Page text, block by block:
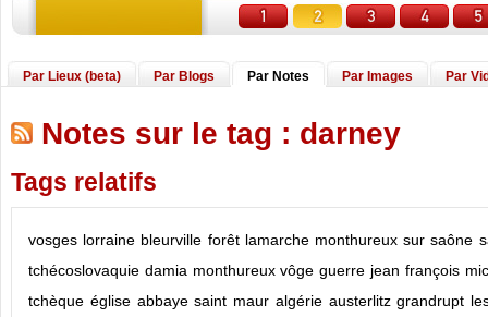
Par Lieux (beta) Par Blogs Par Notes Par Images Par
Notes sur le tag : darney
Tags relatifs
vosges lorraine bleurville forêt lamarche monthureux sur saône
tchécoslovaquie damia monthureux vôge guerre jean françois
tchèque église abbaye saint maur algérie austerlitz grandrupt